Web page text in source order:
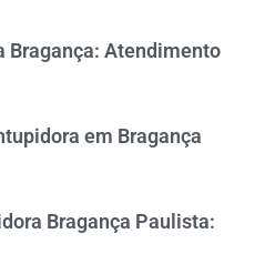
Atendimento
em Bragança
Bragança Paulista: